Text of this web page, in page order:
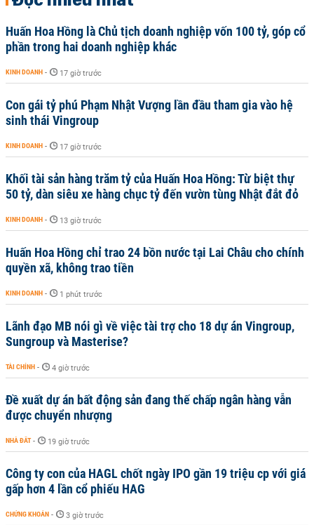
Huấn Hoa Hồng là Chủ tịch doanh nghiệp vốn 100 tỷ, góp cổ
phần trong hai doanh nghiệp khác
KINH DOANH - 17 giờ trước
Con gái tỷ phú Phạm Nhật Vượng lần đầu tham gia vào hệ
sinh thái Vingroup
KINH DOANH - 17 giờ trước
Khối tài sản hàng trăm tỷ của Huấn Hoa Hồng: Từ biệt thự
50 tỷ, dàn siêu xe hàng chục tỷ đến vườn tùng Nhật đắt đỏ
KINH DOANH - 13 giờ trước
Huấn Hoa Hồng chỉ trao 24 bồn nước tại Lai Châu cho chính
quyền xã, không trao tiền
KINH DOANH - 1 phút trước
Lãnh đạo MB nói gì về việc tài trợ cho 18 dự án Vingroup,
Sungroup và Masterise?
TÀI CHÍNH - 4 giờ trước
Đề xuất dự án bất động sản đang thế chấp ngân hàng vẫn
được chuyển nhượng
NHÀ ĐẤT - 19 giờ trước
Công ty con của HAGL chốt ngày IPO gần 19 triệu cp với giá
gấp hơn 4 lần cổ phiếu HAG
CHỨNG KHOÁN - 3 giờ trước